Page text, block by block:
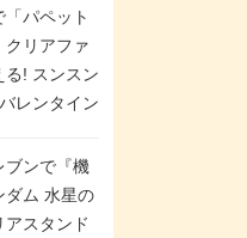
ッグが税抜
ターをレ
で手軽に楽
食品。2個入
「パペット
クリアファ
る! スンスン
レンタイン
セブン、フ
ソンの3社
ザイン＆対
ブンで『機
ダム 水星の
アスタンド